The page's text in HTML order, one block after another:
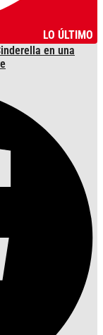
LO ÚLTIMO
en una